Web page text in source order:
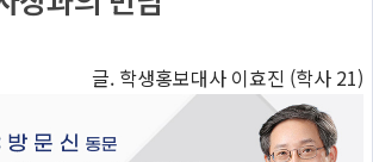
글. 학생홍보대사 이효진 (학사 21)